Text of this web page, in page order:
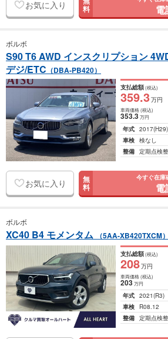
お気に入り 料 電
ボルボ
S90 T6 AWD インスクリプション
デジ/ETC （DBA-PB420）
支払総額(税込)
359.3万円
車両価格(税込)
353.3万円
年式 2017(H29)
車検 検なし
整備 定期点検
お気に入り 無
料
今すぐ在庫
電
ボルボ
XC40 B4 モメンタム （5AA-XB420TXCM）
支払総額(税込)
208万円
車両価格(税込)
203万円
年式 2021(R3)
車検
R08.12
整備 定期点検